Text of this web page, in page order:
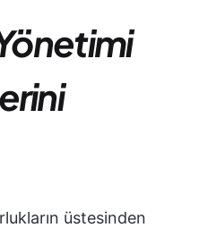
üstesinden